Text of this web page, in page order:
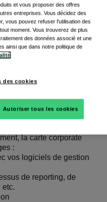
bancaire plastique
rentable au-delà d’un
le cas de voyages
la carte corporate
:
vos logiciels de gestion
de reporting, de
etc.
et vous proposer des offres
entreprises. Vous décidez des
vous pouvez refuser l'utilisation des
moment. Vous trouverez de plus
des données associé et une
ainsi que dans notre politique de
des cookies
Autoriser tous les cookies